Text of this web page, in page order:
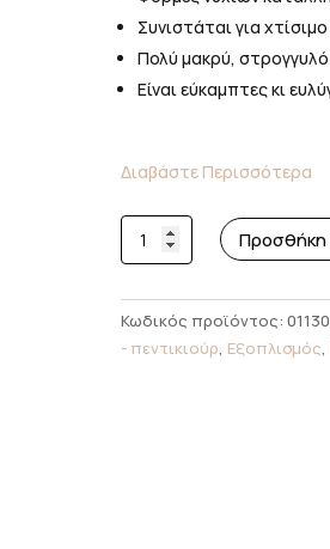
Συνιστάται για
Πολύ μακρύ, στρογγυλό
Είναι εύκαμπτες κι
Διαβάστε Περισσότερα
Thuya
Φόρμες
Premium
Προσθήκη
Κωδικός προϊόντος:
- πεντικιούρ, Εξοπλισμός,